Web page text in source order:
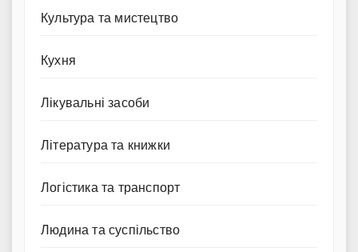
Культура та мистецтво
Кухня
Лікувальні засоби
Література та книжки
Логістика та транспорт
Людина та суспільство